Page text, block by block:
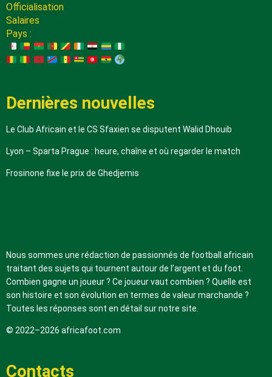
Officialisation
Salaires
Pays :
Dernières nouvelles
Le Club Africain et le CS Sfaxien se disputent Walid Dhouib
Lyon – Sparta Prague : heure, chaîne et où regarder le match
Frosinone fixe le prix de Ghedjemis
Nous sommes une rédaction de passionnés de football africain
traitant des sujets qui tournent autour de l’argent et du foot.
Combien gagne un joueur ? Ce joueur vaut combien ? Quelle est
son histoire et son évolution en termes de valeur marchande ?
Toutes les réponses sont en détail sur notre site.
© 2022–2026 africafoot.com
Contacts